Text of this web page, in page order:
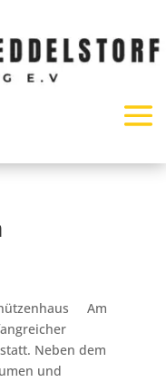
Am
Neben dem
und